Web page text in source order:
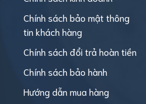
Chính sách bảo mật thông
tin khách hàng
Chính sách đổi trả hoàn tiền
Chính sách bảo hành
Hướng dẫn mua hàng